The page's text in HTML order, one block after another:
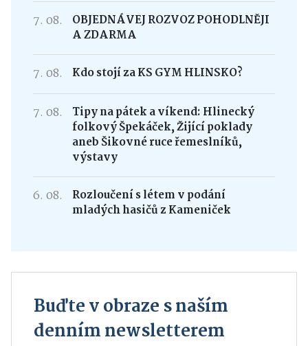
7. 08.
OBJEDNÁVEJ ROZVOZ POHODLNĚJI
A ZDARMA
7. 08. Kdo stojí za KS GYM HLINSKO?
7. 08.
Tipy na pátek a víkend: Hlinecký
folkový Špekáček, Žijící poklady
aneb Šikovné ruce řemeslníků,
výstavy
6. 08.
Rozloučení s létem v podání
mladých hasičů z Kameniček
Buďte v obraze s naším
denním newsletterem